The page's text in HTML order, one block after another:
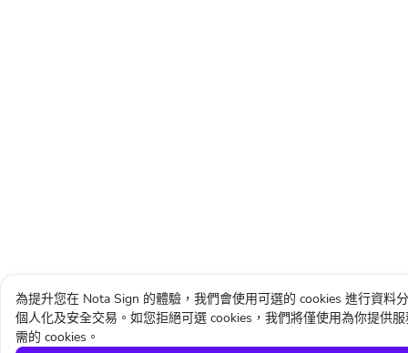
為提升您在 Nota Sign 的體驗，我們會使用可選的 cookies 進行資料
個人化及安全交易。如您拒絕可選 cookies，我們將僅使用為你提供
需的 cookies。